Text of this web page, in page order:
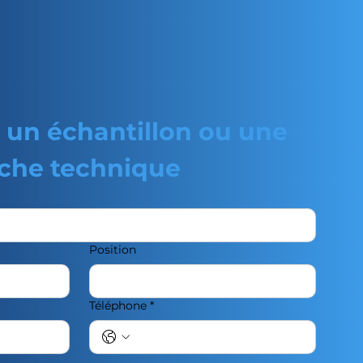
échantillon ou une
technique
Position
Téléphone *